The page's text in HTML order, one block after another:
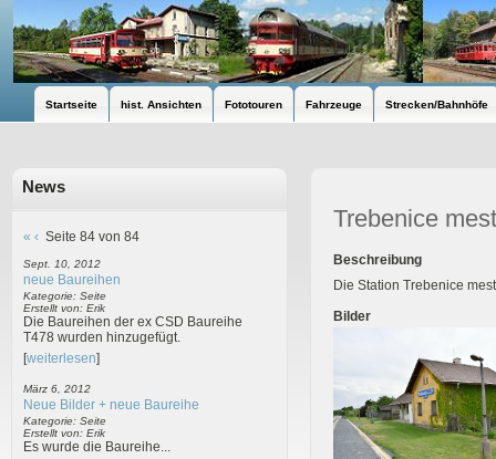
Startseite hist. Ansichten Fototouren Fahrzeuge Strecken/Bahnhöfe
News
« ‹ Seite 84 von 84
Sept. 10, 2012
neue Baureihen
Kategorie: Seite
Erstellt von: Erik
Die Baureihen der ex CSD Baureihe
T478 wurden hinzugefügt.
[weiterlesen]
März 6, 2012
Neue Bilder + neue Baureihe
Kategorie: Seite
Erstellt von: Erik
Es wurde die Baureihe...
Trebenice
Beschreibung
Die Station Trebenice
Bilder